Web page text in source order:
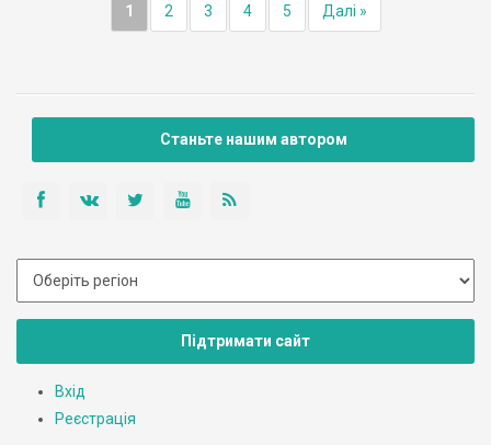
1 2 3 4 5 Далі »
Станьте нашим автором
Підтримати сайт
Вхід
Реєстрація